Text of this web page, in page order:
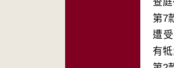
第7
遭
有